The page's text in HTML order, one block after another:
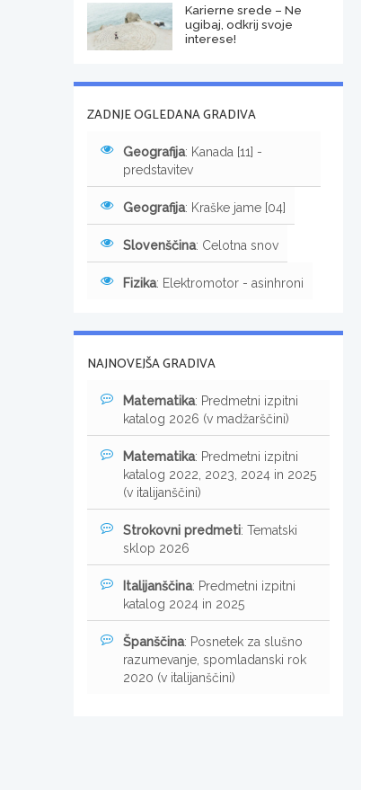
Karierne srede – Ne
ugibaj, odkrij svoje
interese!
ZADNJE OGLEDANA GRADIVA
Geografija: Kanada [11] -
predstavitev
Geografija: Kraške jame [04]
Slovenščina: Celotna snov
Fizika: Elektromotor - asinhroni
NAJNOVEJŠA GRADIVA
Matematika: Predmetni izpitni
katalog 2026 (v madžarščini)
Matematika: Predmetni izpitni
katalog 2022, 2023, 2024 in 2025
(v italijanščini)
Strokovni predmeti: Tematski
sklop 2026
Italijanščina: Predmetni izpitni
katalog 2024 in 2025
Španščina: Posnetek za slušno
razumevanje, spomladanski rok
2020 (v italijanščini)